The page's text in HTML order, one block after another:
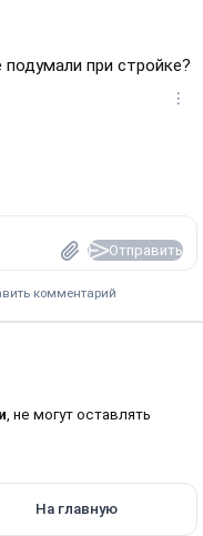
при стройке?
Отправить
комментарий
, не могут оставлять
На главную